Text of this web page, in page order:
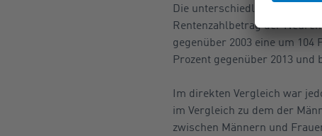
Die unterschiedliche
Rentenzahlbetrag der
gegenüber 2003 eine um
Prozent gegenüber 2013 und
Im direkten Vergleich war
im Vergleich zu dem der
zwischen Männern und